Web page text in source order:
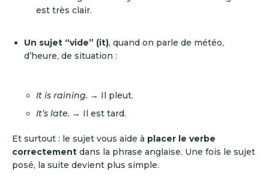
est très clair.
Un sujet “vide” (it), quand on parle de météo,
d’heure, de situation :
It is raining. → Il pleut.
It’s late. → Il est tard.
Et surtout : le sujet vous aide à placer le verbe
correctement dans la phrase anglaise. Une fois le sujet
posé, la suite devient plus simple.